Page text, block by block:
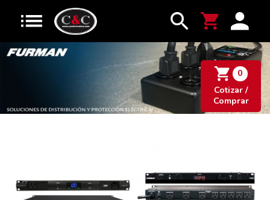
0
Cotizar /
Comprar